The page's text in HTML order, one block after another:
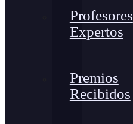
Profesores
Expertos
Premios
Recibidos